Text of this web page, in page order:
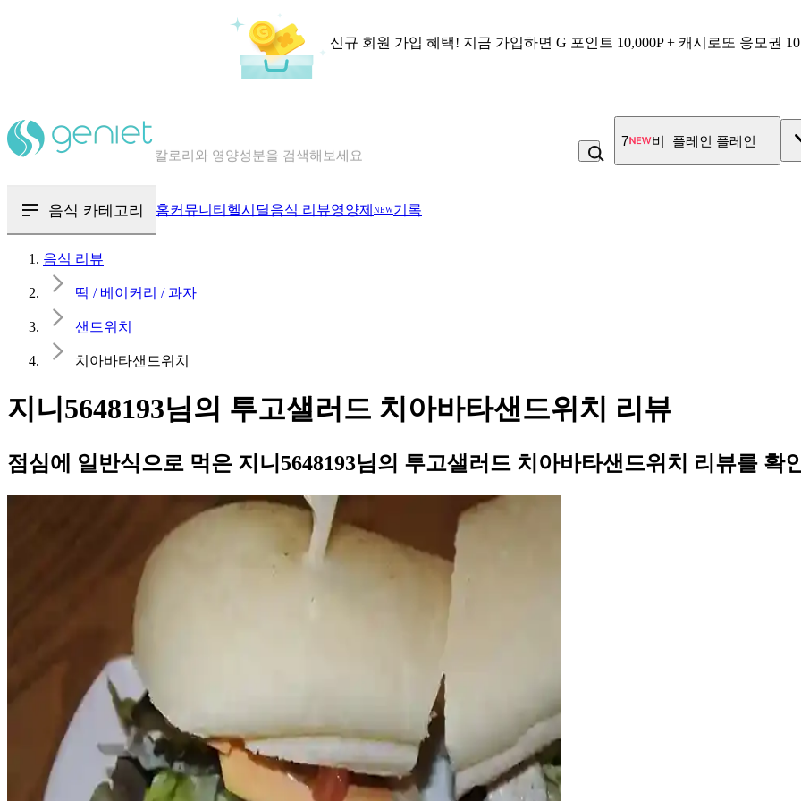
신규 회원 가입 혜택! 지금 가입하면 G 포인트 10,000P + 캐시로또 응모권
혈당 · 다이어트 음식 검색해보세요
7 비_플레인 플레인
음식 카테고리 홈커뮤니티 헬시딜음식 리뷰영양제 NEW기록
음식 리뷰
떡 / 베이커리 / 과자
샌드위치
치아바타샌드위치
지니5648193님의 투고샐러드 치아바타샌드위치 리뷰
점심에 일반식으로 먹은 지니5648193님의 투고샐러드 치아바타샌드위치 리뷰를 확